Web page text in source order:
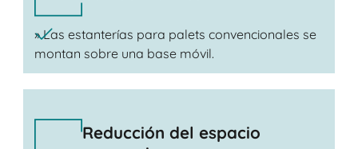
» Las estanterías para palets convencionales se
montan sobre una base móvil.
Reducción del espacio